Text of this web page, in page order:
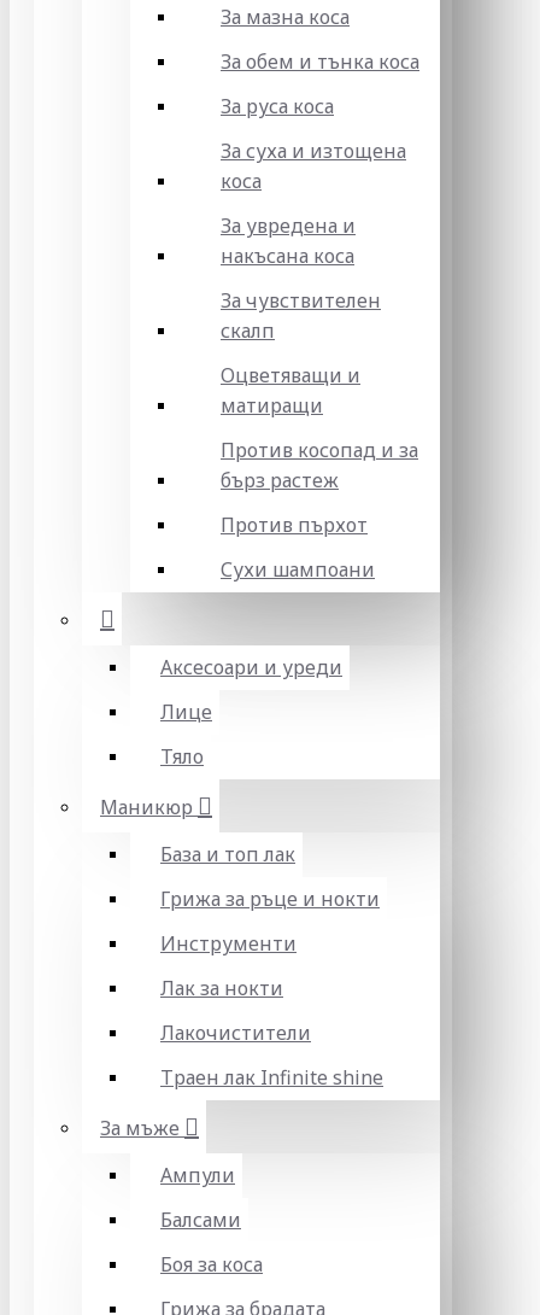
За мазна коса
За обем и тънка коса
За руса коса
За суха и изтощена
коса
За увредена и
накъсана коса
За чувствителен
скалп
Оцветяващи и
матиращи
Против косопад и за
бърз растеж
Против пърхот
Сухи шампоани
Аксесоари и уреди
Лице
Тяло
Маникюр
База и топ лак
Грижа за ръце и нокти
Инструменти
Лак за нокти
Лакочистители
Траен лак Infinite shine
За мъже
Ампули
Балсами
Боя за коса
Грижа за брадата